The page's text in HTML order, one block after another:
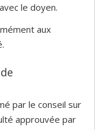
le doyen.
aux
par le conseil sur
approuvée par